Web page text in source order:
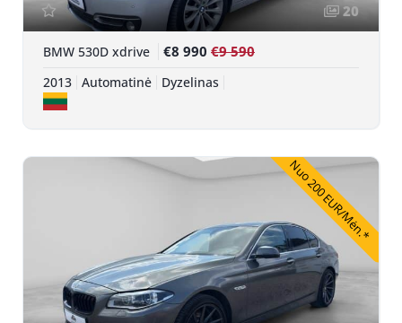
20
BMW 530D xdrive €8 990 €9 590
2013 Automatinė Dyzelinas
Nuo 200 EUR/Mėn.*